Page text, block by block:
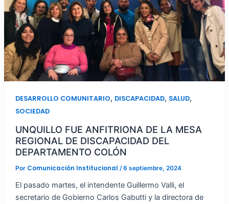
DESARROLLO COMUNITARIO, DISCAPACIDAD, SALUD,
SOCIEDAD
UNQUILLO FUE ANFITRIONA DE LA MESA
REGIONAL DE DISCAPACIDAD DEL
DEPARTAMENTO COLÓN
Por Comunicación Institucional /6 septiembre, 2024
El pasado martes, el intendente Guillermo Valli, el
secretario de Gobierno Carlos Gabutti y la directora de